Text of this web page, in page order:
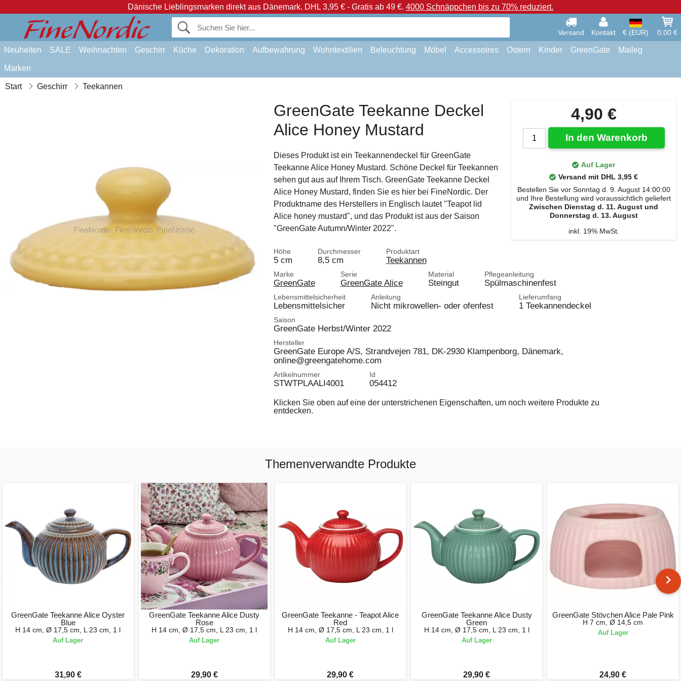
Dänische Lieblingsmarken direkt aus Dänemark. DHL 3,95 € - Gratis ab 49 €. 4000 Schnäppchen bis zu 70% reduziert.
Versand Kontakt € (EUR) 0,00 €
Neuheiten SALE Weihnachten Geschirr Küche Dekoration Aufbewahrung Wohntextilien Beleuchtung Möbel Accessoires Ostern Kinder GreenGate Maileg
Marken
Start Geschirr Teekannen
4,90 €
In den Warenkorb
Auf Lager
Versand mit DHL 3,95 €
Bestellen Sie vor Sonntag d. 9. August 14:00:00
und Ihre Bestellung wird voraussichtlich geliefert
Zwischen Dienstag d. 11. August und
Donnerstag d. 13. August
inkl. 19% MwSt.
GreenGate Teekanne Deckel
Alice Honey Mustard
Dieses Produkt ist ein Teekannendeckel für GreenGate
Teekanne Alice Honey Mustard. Schöne Deckel für Teekannen
sehen gut aus auf Ihrem Tisch. GreenGate Teekanne Deckel
Alice Honey Mustard, finden Sie es hier bei FineNordic. Der
Produktname des Herstellers in Englisch lautet "Teapot lid
Alice honey mustard", und das Produkt ist aus der Saison
"GreenGate Autumn/Winter 2022".
Höhe
5 cm
Durchmesser
8,5 cm
Produktart
Teekannen
Marke
GreenGate
Serie
GreenGate Alice
Material
Steingut
Pflegeanleitung
Spülmaschinenfest
Lebensmittelsicherheit
Lebensmittelsicher
Anleitung
Nicht mikrowellen- oder ofenfest
Lieferumfang
1 Teekannendeckel
Saison
GreenGate Herbst/Winter 2022
Hersteller
GreenGate Europe A/S, Strandvejen 781, DK-2930 Klampenborg, Dänemark,
online@greengatehome.com
Artikelnummer
STWTPLAALI4001
Id
054412
Klicken Sie oben auf eine der unterstrichenen Eigenschaften, um noch weitere Produkte zu
entdecken.
Themenverwandte Produkte
GreenGate Teekanne Alice Oyster
Blue
H 14 cm, Ø 17,5 cm, L 23 cm, 1 l
Auf Lager
31,90 €
GreenGate Teekanne Alice Dusty
Rose
H 14 cm, Ø 17,5 cm, L 23 cm, 1 l
Auf Lager
29,90 €
GreenGate Teekanne - Teapot Alice
Red
H 14 cm, Ø 17,5 cm, L 23 cm, 1 l
Auf Lager
29,90 €
GreenGate Teekanne Alice Dusty
Green
H 14 cm, Ø 17,5 cm, L 23 cm, 1 l
Auf Lager
29,90 €
GreenGate Stövchen Alice Pale Pink
H 7 cm, Ø 14,5 cm
Auf Lager
24,90 €